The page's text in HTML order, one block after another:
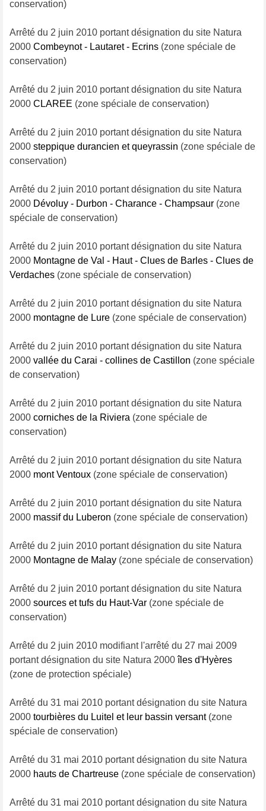
conservation)
Arrêté du 2 juin 2010 portant désignation du site Natura
2000 Combeynot - Lautaret - Ecrins(zone spéciale de
conservation)
Arrêté du 2 juin 2010 portant désignation du site Natura
2000 CLAREE (zone spéciale de conservation)
Arrêté du 2 juin 2010 portant désignation du site Natura
2000 steppique durancien et queyrassin (zone spéciale de
conservation)
Arrêté du 2 juin 2010 portant désignation du site Natura
2000 Dévoluy - Durbon - Charance - Champsaur(zone
spéciale de conservation)
Arrêté du 2 juin 2010 portant désignation du site Natura
2000 Montagne de Val - Haut - Clues de Barles - Clues de
Verdaches(zone spéciale de conservation)
Arrêté du 2 juin 2010 portant désignation du site Natura
2000 montagne de Lure(zone spéciale de conservation)
Arrêté du 2 juin 2010 portant désignation du site Natura
2000 vallée du Carai - collines de Castillon (zone spéciale
de conservation)
Arrêté du 2 juin 2010 portant désignation du site Natura
2000 corniches de la Riviera (zone spéciale de
conservation)
Arrêté du 2 juin 2010 portant désignation du site Natura
2000 mont Ventoux(zone spéciale de conservation)
Arrêté du 2 juin 2010 portant désignation du site Natura
2000 massif du Luberon (zone spéciale de conservation)
Arrêté du 2 juin 2010 portant désignation du site Natura
2000 Montagne de Malay(zone spéciale de conservation)
Arrêté du 2 juin 2010 portant désignation du site Natura
2000 sources et tufs du Haut-Var(zone spéciale de
conservation)
Arrêté du 2 juin 2010 modifiant l'arrêté du 27 mai 2009
portant désignation du site Natura 2000îles d'Hyères
(zone de protection spéciale)
Arrêté du 31 mai 2010 portant désignation du site Natura
2000 tourbières du Luitel et leur bassin versant(zone
spéciale de conservation)
Arrêté du 31 mai 2010 portant désignation du site Natura
2000 hauts de Chartreuse(zone spéciale de conservation)
Arrêté du 31 mai 2010 portant désignation du site Natura